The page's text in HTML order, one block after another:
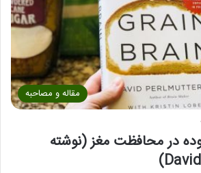
مقاله و مصاحبه
در محافظت مغز (نوشته